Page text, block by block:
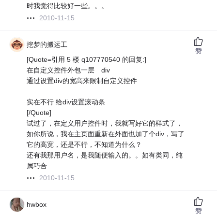
时我觉得比较好一些。。。
2010-11-15
挖梦的搬运工
[Quote=引用 5 楼 q107770540 的回复:]
在自定义控件外包一层 div
通过设置div的宽高来限制自定义控件
实在不行 给div设置滚动条
[/Quote]
试过了，在定义用户控件时，我就写好它的样式了，
如你所说，我在主页面重新在外面也加了个div，写了
它的高宽，还是不行，不知道为什么？
还有我那用户名，是我随便输入的。。如有类同，纯
属巧合
2010-11-15
赞
hwbox
赞